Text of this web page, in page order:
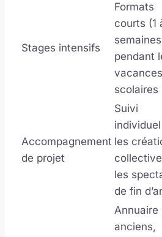
Stages intensifs
Formats
courts (1
pendant
vacances
scolaires
Accompagnement
de projet
Suivi
les
les
de fin
Annuaire
anciens,